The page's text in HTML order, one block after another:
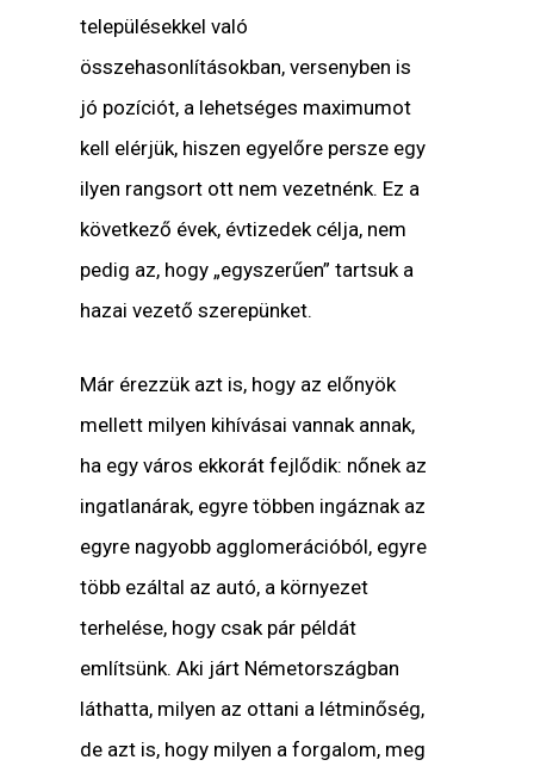
településekkel való
összehasonlításokban, versenyben is
jó pozíciót, a lehetséges maximumot
kell elérjük, hiszen egyelőre persze egy
ilyen rangsort ott nem vezetnénk. Ez a
következő évek, évtizedek célja, nem
pedig az, hogy „egyszerűen” tartsuk a
hazai vezető szerepünket.
Már érezzük azt is, hogy az előnyök
mellett milyen kihívásai vannak annak,
ha egy város ekkorát fejlődik: nőnek az
ingatlanárak, egyre többen ingáznak az
egyre nagyobb agglomerációból, egyre
több ezáltal az autó, a környezet
terhelése, hogy csak pár példát
említsünk. Aki járt Németországban
láthatta, milyen az ottani a létminőség,
de azt is, hogy milyen a forgalom, meg